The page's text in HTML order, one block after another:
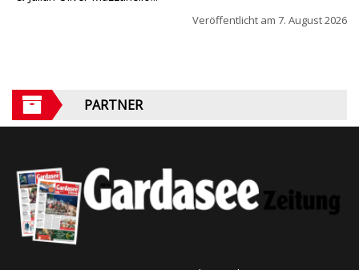
Veröffentlicht am 7. August 2026
PARTNER